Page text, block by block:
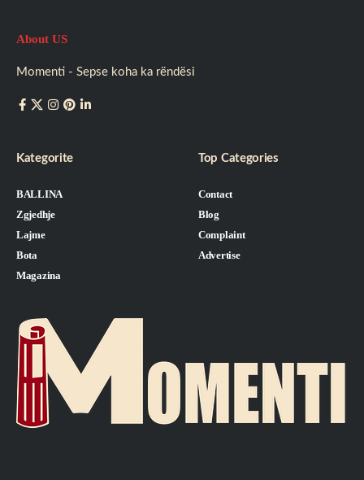
About US
Momenti - Sepse koha ka rëndësi
Kategorite
BALLINA
Zgjedhje
Lajme
Bota
Magazina
Top Categories
Contact
Blog
Complaint
Advertise